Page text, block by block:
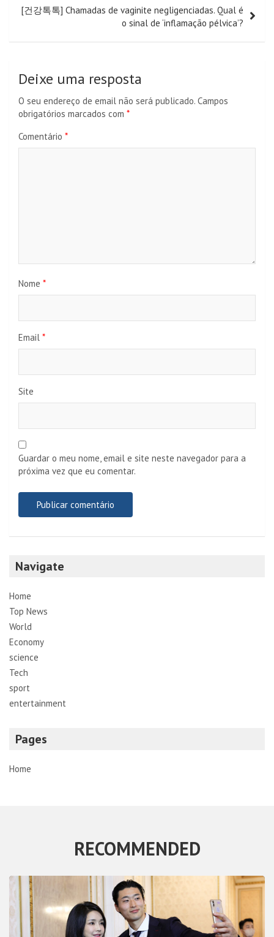
[건강톡톡] Chamadas de vaginite negligenciadas. Qual é
o sinal de ‘inflamação pélvica’?
Deixe uma resposta
O seu endereço de email não será publicado. Campos
obrigatórios marcados com *
Comentário *
Nome *
Email *
Site
Guardar o meu nome, email e site neste navegador para a
próxima vez que eu comentar.
Navigate
Home
Top News
World
Economy
science
Tech
sport
entertainment
Pages
Home
RECOMMENDED